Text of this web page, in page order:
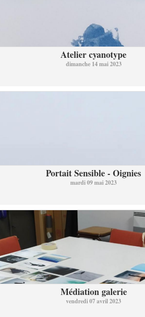
Atelier cyanotype
dimanche 14 mai 2023
Portait Sensible - Oignies
mardi 09 mai 2023
Médiation galerie
vendredi 07 avril 2023